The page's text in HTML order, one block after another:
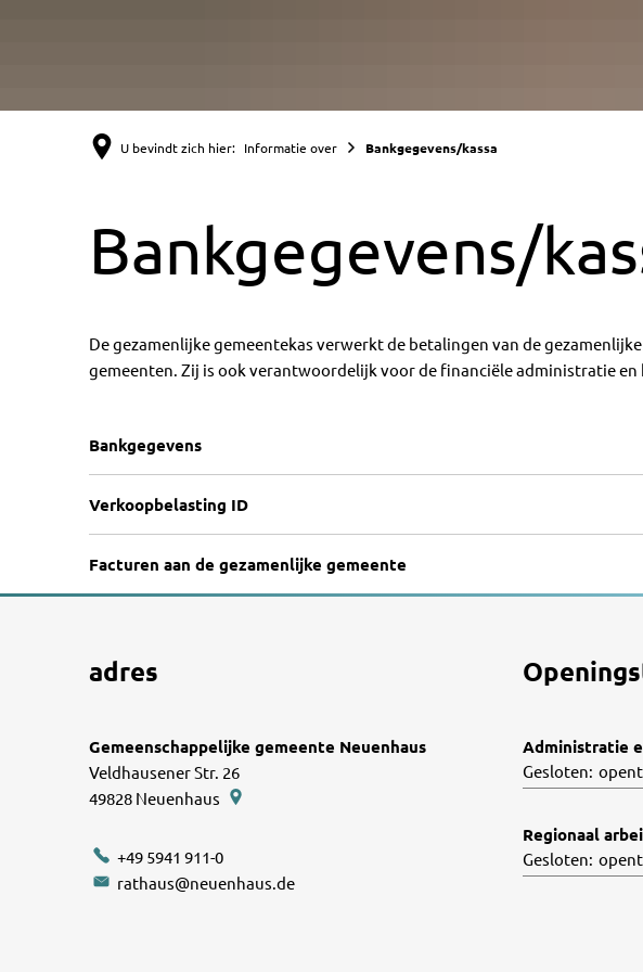
U bevindt zich hier: Informatie over Bankgegevens/kassa
Bankgegevens/
De gezamenlijke gemeentekas verwerkt de betalingen van de
gemeenten. Zij is ook verantwoordelijk voor de financiële administratie en
Bankgegevens
Verkoopbelasting ID
Facturen aan de gezamenlijke gemeente
adres
Gemeenschappelijke gemeente Neuenhaus
Veldhausener Str. 26
49828 Neuenhaus
+49 5941 911-0
rathaus@neuenhaus.de
Administratie
Klik om andere
Gesloten:
Regionaal
Klik om andere
Gesloten: